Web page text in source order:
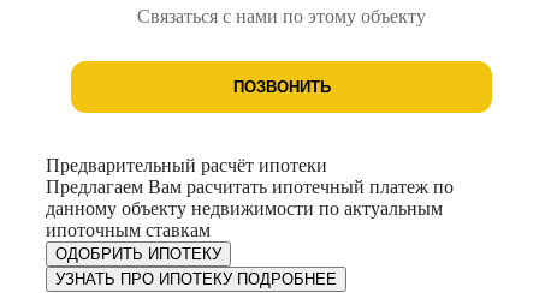
предусмотрены гостевые автостоянки и места для
пешеходный бульвар. Проектом предусмотрено
строительство школы на 1100 учащихся и детского сада
сады, школы, супермаркеты и медицинские учреждения.
Связаться с нами по этому объекту
ПОЗВОНИТЬ
Предварительный расчёт ипотеки
Предлагаем Вам расчитать ипотечный платеж по
данному объекту недвижимости по актуальным
ипоточным ставкам
ОДОБРИТЬ ИПОТЕКУ
УЗНАТЬ ПРО ИПОТЕКУ ПОДРОБНЕЕ